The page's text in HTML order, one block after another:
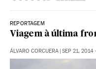
REPORTAGEM
Viagem à última
ÁLVARO CORCUERA SEP 21, 2014